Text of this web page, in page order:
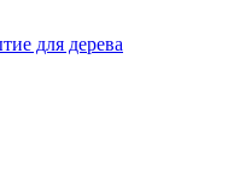
для дерева